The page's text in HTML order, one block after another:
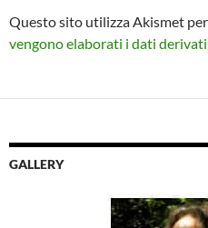
Questo sito utilizza Akismet
vengono elaborati i dati
GALLERY